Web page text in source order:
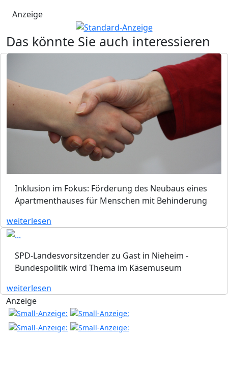
Anzeige
Das könnte Sie auch interessieren
Inklusion im Fokus: Förderung des Neubaus eines
Apartmenthauses für Menschen mit Behinderung
weiterlesen
SPD-Landesvorsitzender zu Gast in Nieheim -
Bundespolitik wird Thema im Käsemuseum
weiterlesen
Anzeige